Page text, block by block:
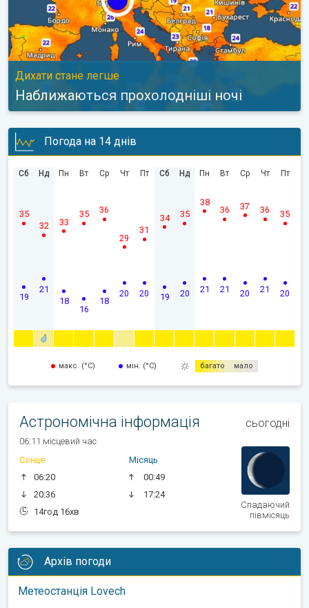
Дихати стане легше
Наближаються прохолодніші ночі
Погода на 14 днів
Сб
19
35
Нд
21
32
Пн
18
33
Вт
16
35
Ср
18
36
Чт
20
29
Пт
20
31
Сб
19
34
Нд
20
35
Пн
21
38
Вт
21
36
Ср
20
37
Чт
21
36
Пт
20
35
макс. (°C) мін. (°C) багато мало
Астрономічна інформація сьогодні
06:11 місцевий час
Сонце
06:20
20:36
14год 16хв
Місяць
00:49
17:24
Спадаючий
півмісяць
Архів погоди
Метеостанція Lovech